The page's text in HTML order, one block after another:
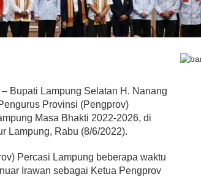
Bupati Lampung Selatan H. Nanang
Provinsi (Pengprov)
Masa Bhakti 2022-2026, di
Lampung, Rabu (8/6/2022).
Percasi Lampung beberapa waktu
Irawan sebagai Ketua Pengprov